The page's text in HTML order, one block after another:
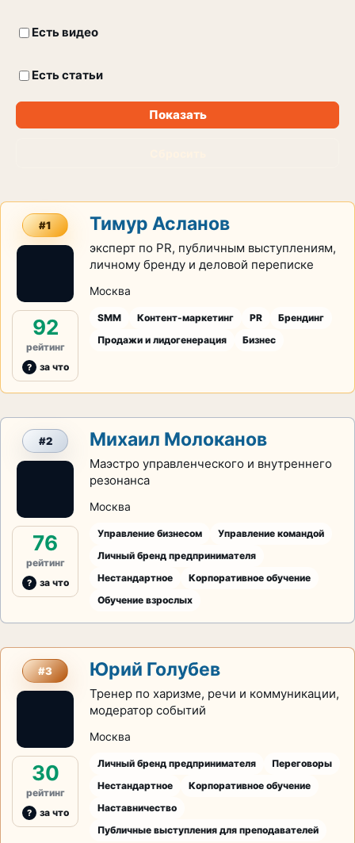
Есть видео
Есть статьи
Показать
#1
92
рейтинг
за что
Тимур Асланов
эксперт по PR, публичным выступлениям,
личному бренду и деловой переписке
Москва
SMM Контент-маркетинг PR
Брендинг
Продажи и лидогенерация
Бизнес
#2
76
рейтинг
за что
Михаил Молоканов
Маэстро управленческого и внутреннего
резонанса
Москва
Управление бизнесом
Управление командой
Личный бренд предпринимателя
Нестандартное
Корпоративное обучение
Обучение взрослых
#3
30
рейтинг
за что
Юрий Голубев
Тренер по харизме, речи и коммуникации,
модератор событий
Москва
Личный бренд предпринимателя
Переговоры
Нестандартное
Корпоративное обучение
Наставничество
Публичные выступления для преподавателей